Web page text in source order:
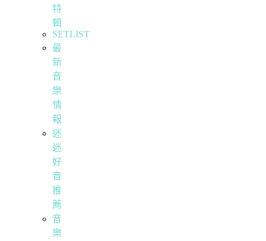
特
輯
SETLIST
最
新
音
樂
情
報
迷
迷
好
音
推
薦
音
樂